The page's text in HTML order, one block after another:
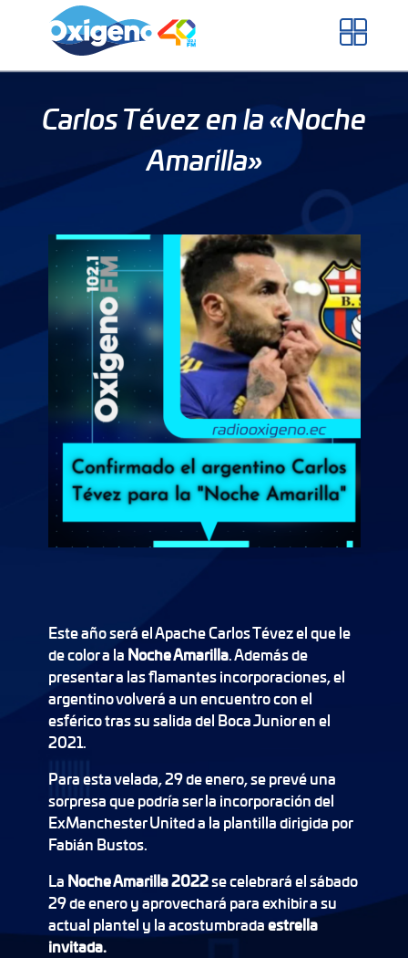
Carlos Tévez en la «Noche
Amarilla»
Este año será el Apache Carlos Tévez el que le
de color a la Noche Amarilla. Además de
presentar a las flamantes incorporaciones, el
argentino volverá a un encuentro con el
esférico tras su salida del Boca Junior en el
2021.
Para esta velada, 29 de enero, se prevé una
sorpresa que podría ser la incorporación del
ExManchester United a la plantilla dirigida por
Fabián Bustos.
La Noche Amarilla 2022se celebrará el sábado
29 de enero y aprovechará para exhibir a su
actual plantel y la acostumbradaestrella
invitada.